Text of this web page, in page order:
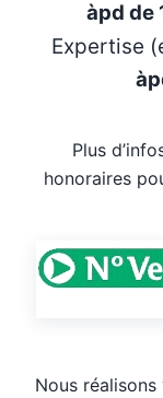
àpd de
Expertise
Plus
honoraires
Nous